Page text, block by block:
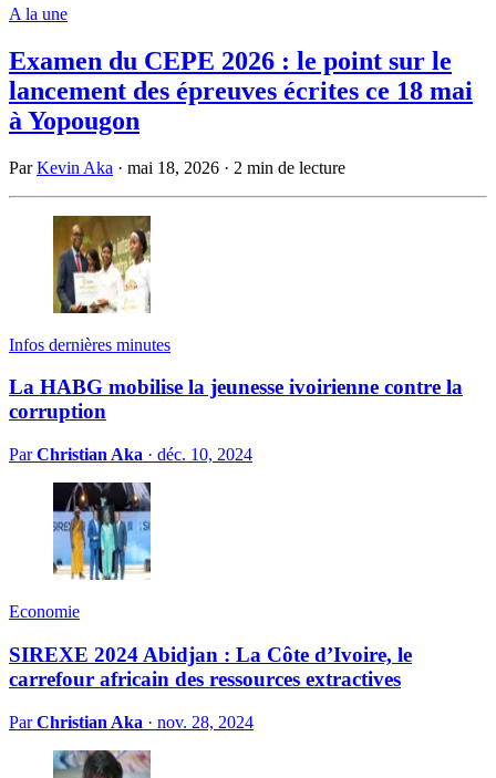
A la une
Examen du CEPE 2026 : le point sur le
lancement des épreuves écrites ce 18 mai
à Yopougon
ParKevin Aka · mai 18, 2026 · 2 min de lecture
Infos dernières minutes
La HABG mobilise la jeunesse ivoirienne contre la
corruption
ParChristian Aka · déc. 10, 2024
Economie
SIREXE 2024 Abidjan : La Côte d’Ivoire, le
carrefour africain des ressources extractives
ParChristian Aka · nov. 28, 2024